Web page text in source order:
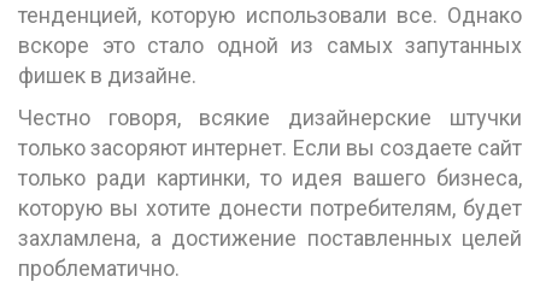
тенденцией, которую использовали все. Однако
вскоре это стало одной из самых запутанных
фишек в дизайне.
Честно говоря, всякие дизайнерские штучки
только засоряют интернет. Если вы создаете сайт
только ради картинки, то идея вашего бизнеса,
которую вы хотите донести потребителям, будет
захламлена, а достижение поставленных целей
проблематично.